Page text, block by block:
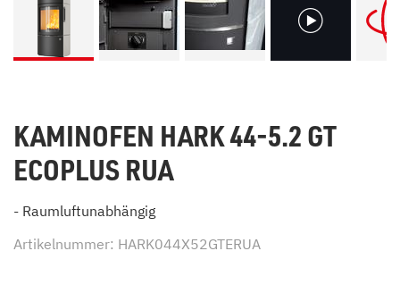
KAMINOFEN HARK 44-5.2 GT
ECOPLUS RUA
- Raumluftunabhängig
Artikelnummer: HARK044X52GTERUA